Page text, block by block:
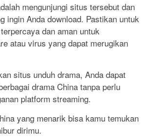
mengunjungi situs tersebut dan
ingin Anda download. Pastikan untuk
dan aman untuk
atau virus yang dapat merugikan
situs unduh drama, Anda dapat
drama China tanpa perlu
platform streaming.
yang menarik bisa kamu temukan
dirimu.